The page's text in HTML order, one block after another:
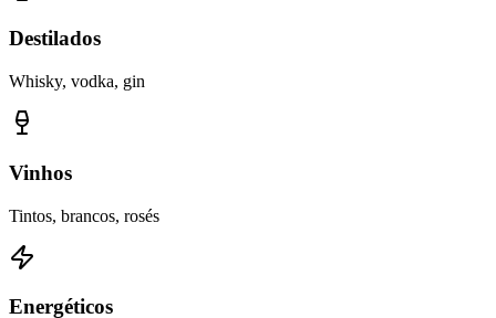
Destilados
Whisky, vodka, gin
Vinhos
Tintos, brancos, rosés
Energéticos